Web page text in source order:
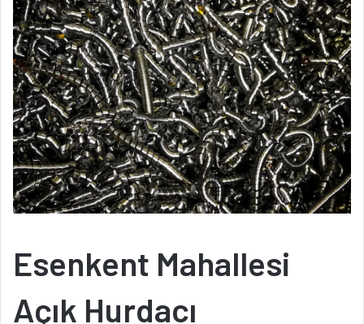
Esenkent Mahallesi
Açık Hurdacı